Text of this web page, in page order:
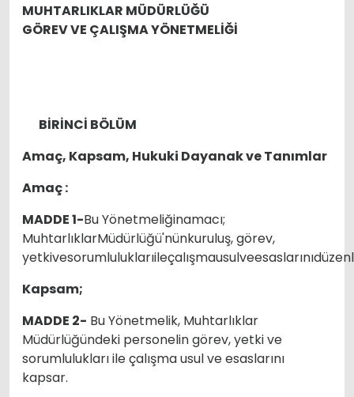
MUHTARLIKLAR MÜDÜRLÜĞÜ
GÖREV VE ÇALIŞMA YÖNETMELİĞİ
BİRİNCİ BÖLÜM
Amaç, Kapsam, Hukuki Dayanak ve Tanımlar
Amaç:
MADDE 1-Bu Yönetmeliğinamacı;
MuhtarlıklarMüdürlüğü'nünkuruluş, görev,
Kapsam;
MADDE 2- Bu Yönetmelik, Muhtarlıklar
Müdürlüğündeki personelin görev, yetki ve
sorumlulukları ile çalışma usul ve esaslarını
kapsar.